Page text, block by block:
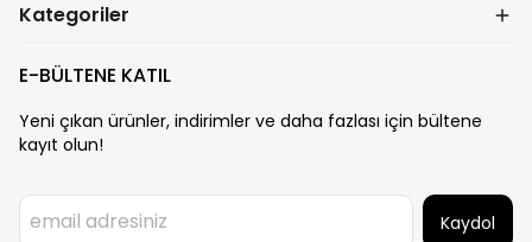
Kategoriler
E-BÜLTENE KATIL
Yeni çıkan ürünler, indirimler ve daha fazlası için bültene
kayıt olun!
Kaydol